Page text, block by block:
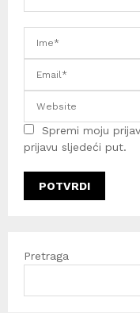
Spremi moju
prijavu sljedeći put.
Pretraga